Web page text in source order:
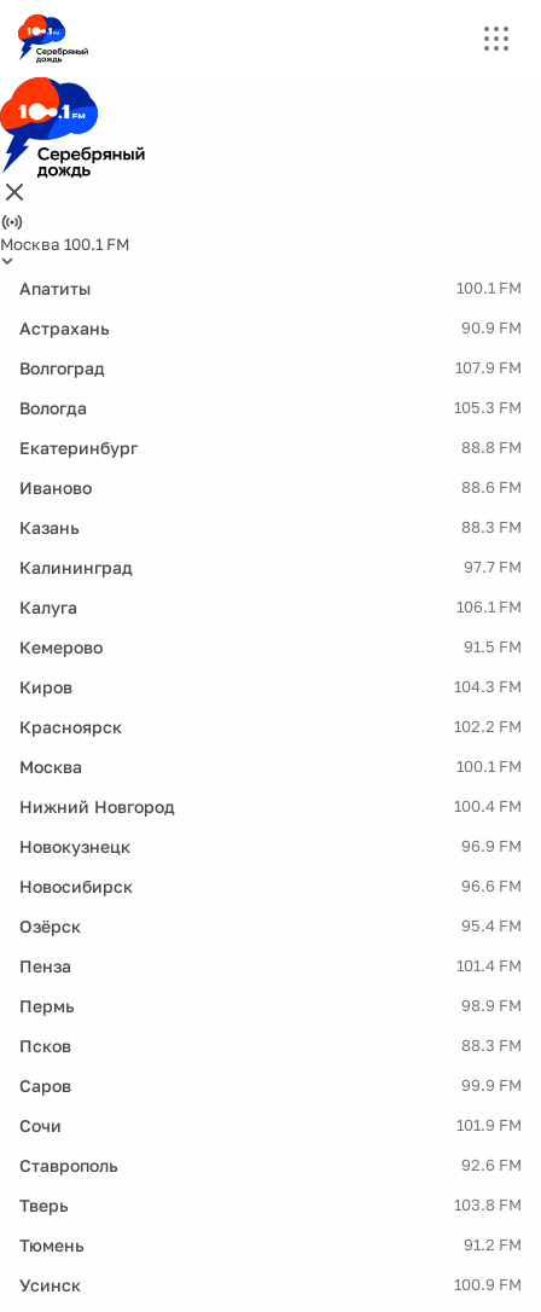
Москва 100.1 FM
Апатиты 100.1 FM
Астрахань 90.9 FM
Волгоград 107.9 FM
Вологда 105.3 FM
Екатеринбург 88.8 FM
Иваново 88.6 FM
Казань 88.3 FM
Калининград 97.7 FM
Калуга 106.1 FM
Кемерово 91.5 FM
Киров 104.3 FM
Красноярск 102.2 FM
Москва 100.1 FM
Нижний Новгород 100.4 FM
Новокузнецк 96.9 FM
Новосибирск 96.6 FM
Озёрск 95.4 FM
Пенза 101.4 FM
Пермь 98.9 FM
Псков 88.3 FM
Саров 99.9 FM
Сочи 101.9 FM
Ставрополь 92.6 FM
Тверь 103.8 FM
Тюмень 91.2 FM
Усинск 100.9 FM